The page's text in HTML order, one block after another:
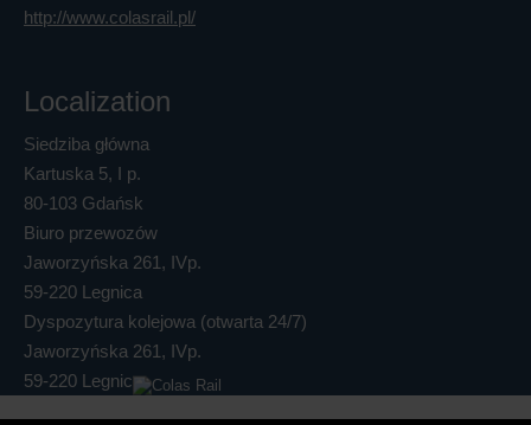
http://www.colasrail.pl/
Localization
Siedziba główna
Kartuska 5, I p.
80-103 Gdańsk
Biuro przewozów
Jaworzyńska 261, IVp.
59-220 Legnica
Dyspozytura kolejowa (otwarta 24/7)
Jaworzyńska 261, IVp.
59-220 Legnica